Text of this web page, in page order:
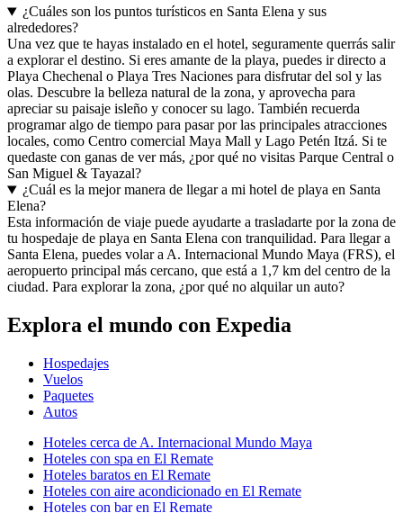
¿Cuáles son los puntos turísticos en Santa Elena y sus
alrededores?
Una vez que te hayas instalado en el hotel, seguramente querrás salir
a explorar el destino. Si eres amante de la playa, puedes ir directo a
Playa Chechenal o Playa Tres Naciones para disfrutar del sol y las
olas. Descubre la belleza natural de la zona, y aprovecha para
apreciar su paisaje isleño y conocer su lago. También recuerda
programar algo de tiempo para pasar por las principales atracciones
locales, como Centro comercial Maya Mall y Lago Petén Itzá. Si te
quedaste con ganas de ver más, ¿por qué no visitas Parque Central o
San Miguel & Tayazal?
¿Cuál es la mejor manera de llegar a mi hotel de playa en Santa
Elena?
Esta información de viaje puede ayudarte a trasladarte por la zona de
tu hospedaje de playa en Santa Elena con tranquilidad. Para llegar a
Santa Elena, puedes volar a A. Internacional Mundo Maya (FRS), el
aeropuerto principal más cercano, que está a 1,7 km del centro de la
ciudad. Para explorar la zona, ¿por qué no alquilar un auto?
Explora el mundo con Expedia
Hospedajes
Vuelos
Paquetes
Autos
Hoteles cerca de A. Internacional Mundo Maya
Hoteles con spa en El Remate
Hoteles baratos en El Remate
Hoteles con aire acondicionado en El Remate
Hoteles con bar en El Remate